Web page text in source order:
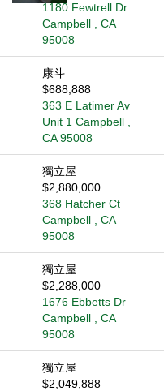
1180 Fewtrell Dr
Campbell , CA
95008
康斗
$688,888
363 E Latimer Av
Unit 1 Campbell ,
CA 95008
獨立屋
$2,880,000
368 Hatcher Ct
Campbell , CA
95008
獨立屋
$2,288,000
1676 Ebbetts Dr
Campbell , CA
95008
獨立屋
$2,049,888